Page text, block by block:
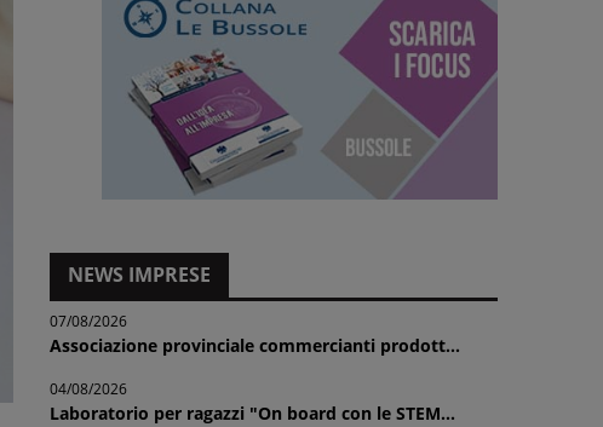
NEWS IMPRESE
07/08/2026
Associazione provinciale commercianti prodott...
04/08/2026
Laboratorio per ragazzi "On board con le STEM...